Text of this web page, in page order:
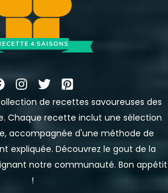
de recettes savoureuses des
Chaque recette inclut une sélection
accompagnée d'une méthode de
expliquée. Découvrez le gout de la
notre communauté. Bon appétit
!